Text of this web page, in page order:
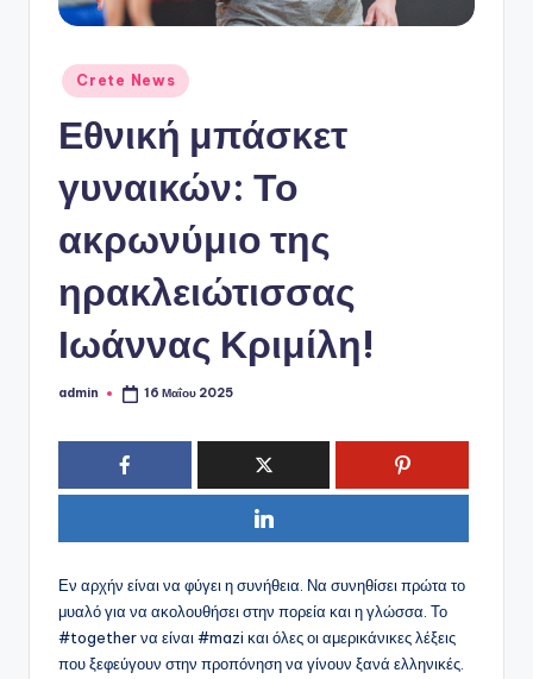
Αναρτήθηκε
σε
Crete News
Εθνική μπάσκετ
γυναικών: Το
ακρωνύμιο της
ηρακλειώτισσας
Ιωάννας Κριμίλη!
Συγγραφέας:
admin 16 Μαΐου 2025
Εν αρχήν είναι να φύγει η συνήθεια. Να συνηθίσει πρώτα το
μυαλό για να ακολουθήσει στην πορεία και η γλώσσα. Το
#together να είναι #mazi και όλες οι αμερικάνικες λέξεις
που ξεφεύγουν στην προπόνηση να γίνουν ξανά ελληνικές.